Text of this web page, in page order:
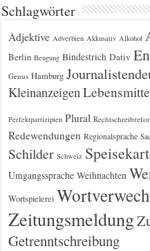
Schlagwörter
Adjektive Adverbien Akkusativ Alkohol
Berlin Beugung Bindestrich Dativ
Genus Hamburg
Kleinanzeigen
Perfektpartizipien Plural
Redewendungen Regionalsprache
Schilder Schweiz
Umgangssprache Weihnachten
Wortspielerei
Zeitungsmeldung
Getrenntschreibung